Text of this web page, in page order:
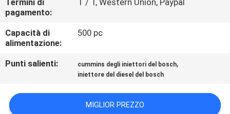
RICHIEDA
UNA
CITAZIONE
DEL
Termini di
pagamento:
T / T, Western Union, Paypal
Capacità di
alimentazione:
500 pc
Punti salienti: cummins degli iniettori del bosch,
iniettore del diesel del bosch
MIGLIOR PREZZO